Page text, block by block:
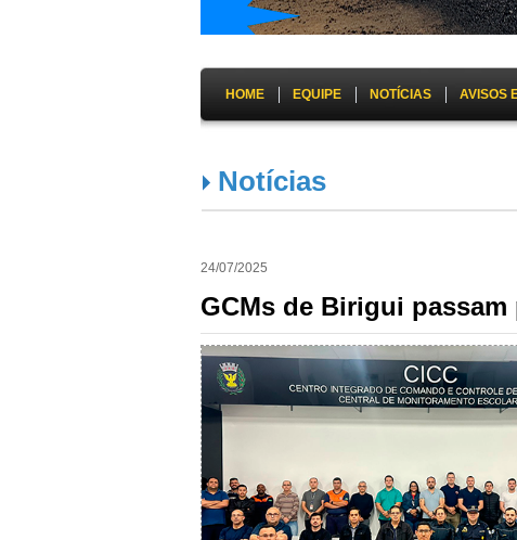
HOME EQUIPE NOTÍCIAS AVISOS
Notícias
24/07/2025
GCMs de Birigui